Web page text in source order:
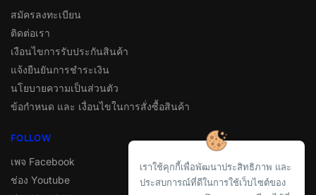
สมัครลงทะเบียน
ติดต่อเรา
เงือนไขการรับประกันสินค้า
แจ้งยืนยันการชำระเงิน
นโยบายความเป็นส่วนตัว
ข้อกำหนด และ เงื่อนไขในการสั่งซื้อสินค้า
FOLLOW
เพจ Facebook
ช่อง Youtube
เราใช้คุกกี้เพื่อพัฒนาประสิทธิภาพ และ
ประสบการณ์ที่ดีในการใช้เว็บไซต์ของ